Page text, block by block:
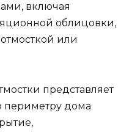
включая
облицовки,
или
представляет
периметру дома